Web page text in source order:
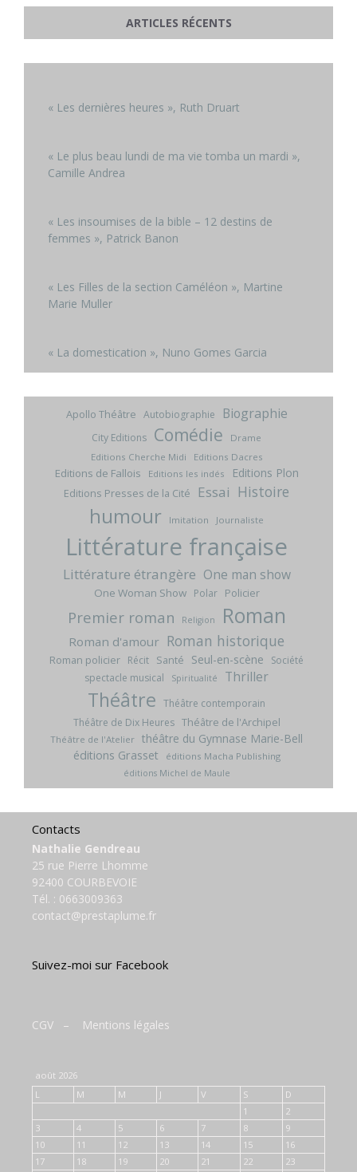
ARTICLES RÉCENTS
« Les dernières heures », Ruth Druart
« Le plus beau lundi de ma vie tomba un mardi »,
Camille Andrea
« Les insoumises de la bible – 12 destins de
femmes », Patrick Banon
« Les Filles de la section Caméléon », Martine
Marie Muller
« La domestication », Nuno Gomes Garcia
Apollo Théâtre Autobiographie Biographie
City Editions Comédie
Drame
Editions Cherche Midi
Editions Dacres
Editions de Fallois Editions les indés Editions Plon
Editions Presses de la Cité Essai Histoire
humour Imitation Journaliste
Littérature française
Littérature étrangère One man show
One Woman Show Polar Policier
Premier roman Religion Roman
Roman d'amour Roman historique
Roman policier Récit Santé Seul-en-scène
Société
spectacle musical
Spiritualité Thriller
Théâtre Théâtre contemporain
Théâtre de Dix Heures Théâtre de l'Archipel
Théâtre de l'Atelier théâtre du Gymnase Marie-Bell
éditions Grasset
éditions Macha Publishing
éditions Michel de Maule
Contacts
Nathalie Gendreau
25 rue Pierre Lhomme
92400 COURBEVOIE
Tél. : 0663009363
contact@prestaplume.fr
Suivez-moi sur Facebook
CGV – Mentions légales
août 2026
L
M M J V S
D
1
2
3
4 5 6 7 8
9
10
11 12 13 14 15
16
17
18 19 20 21 22 23